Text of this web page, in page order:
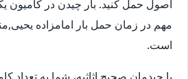
اصول حمل کنید. بار چیدن در کامیون
مهم در زمان حمل بار امامزاده
است.